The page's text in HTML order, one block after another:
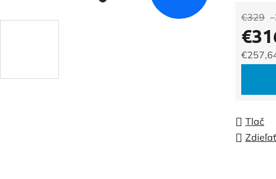
€329
Tlač
Zdieľať